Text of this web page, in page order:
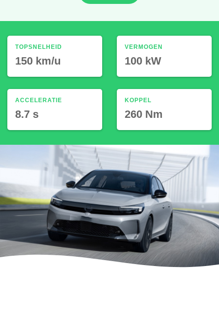
TOPSNELHEID
150 km/u
ACCELERATIE
8.7 s
VERMOGEN
100 kW
KOPPEL
260 Nm